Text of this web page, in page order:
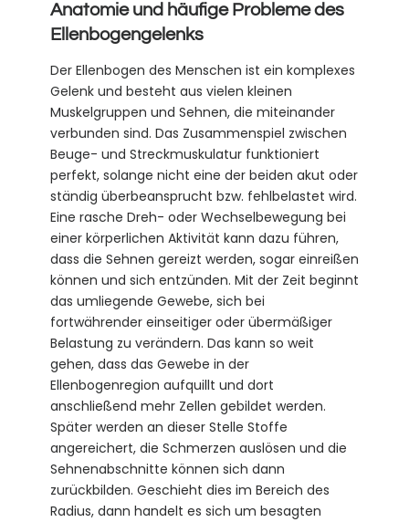
Anatomie und häufige Probleme des
Ellenbogengelenks
Der Ellenbogen des Menschen ist ein komplexes
Gelenk und besteht aus vielen kleinen
Muskelgruppen und Sehnen, die miteinander
verbunden sind. Das Zusammenspiel zwischen
Beuge- und Streckmuskulatur funktioniert
perfekt, solange nicht eine der beiden akut oder
ständig überbeansprucht bzw. fehlbelastet wird.
Eine rasche Dreh- oder Wechselbewegung bei
einer körperlichen Aktivität kann dazu führen,
dass die Sehnen gereizt werden, sogar einreißen
können und sich entzünden. Mit der Zeit beginnt
das umliegende Gewebe, sich bei
fortwährender einseitiger oder übermäßiger
Belastung zu verändern. Das kann so weit
gehen, dass das Gewebe in der
Ellenbogenregion aufquillt und dort
anschließend mehr Zellen gebildet werden.
Später werden an dieser Stelle Stoffe
angereichert, die Schmerzen auslösen und die
Sehnenabschnitte können sich dann
zurückbilden. Geschieht dies im Bereich des
Radius, dann handelt es sich um besagten